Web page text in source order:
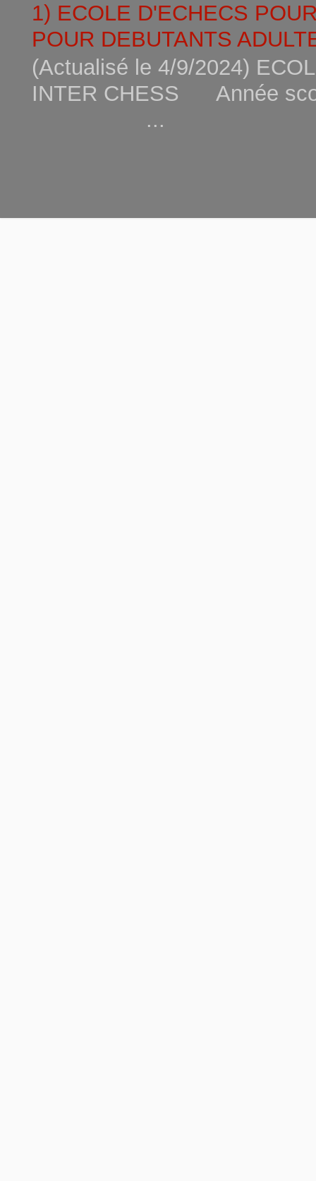
1) ECOLE D'ECHECS
POUR DEBUTANTS
(Actualisé le 4/9/2024)
INTER CHESS Année
...